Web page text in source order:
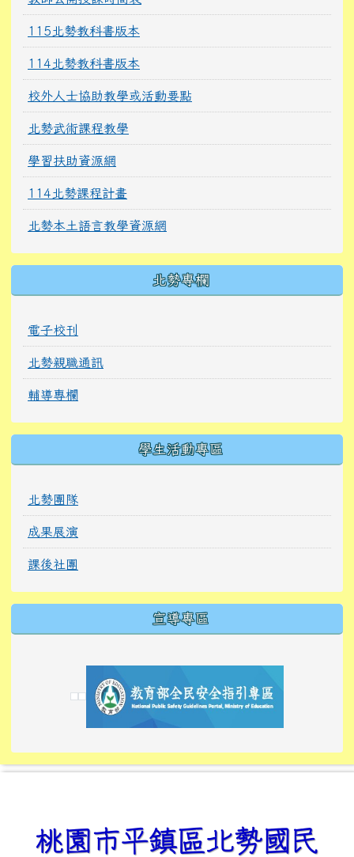
115北勢教科書版本
114北勢教科書版本
校外人士協助教學或活動要點
北勢武術課程教學
學習扶助資源網
114北勢課程計畫
北勢本土語言教學資源網
北勢專欄
電子校刊
北勢親職通訊
輔導專欄
學生活動專區
北勢團隊
成果展演
課後社團
宣導專區
link to https://
link to https://10000.gov.tw/
link to https://
link to https://10000.gov.tw/
link to https://
link to https://
link to https://i.win.org.tw/
link to https://
link to https://
link to https://
link to https://
桃園市平鎮區北勢國民